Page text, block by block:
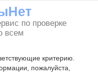
по проверке
всем
критерию.
пожалуйста,